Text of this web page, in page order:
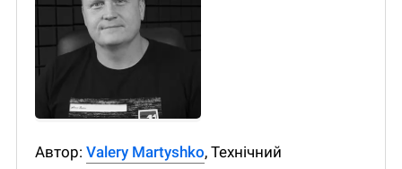
Автор: Valery Martyshko, Технічний